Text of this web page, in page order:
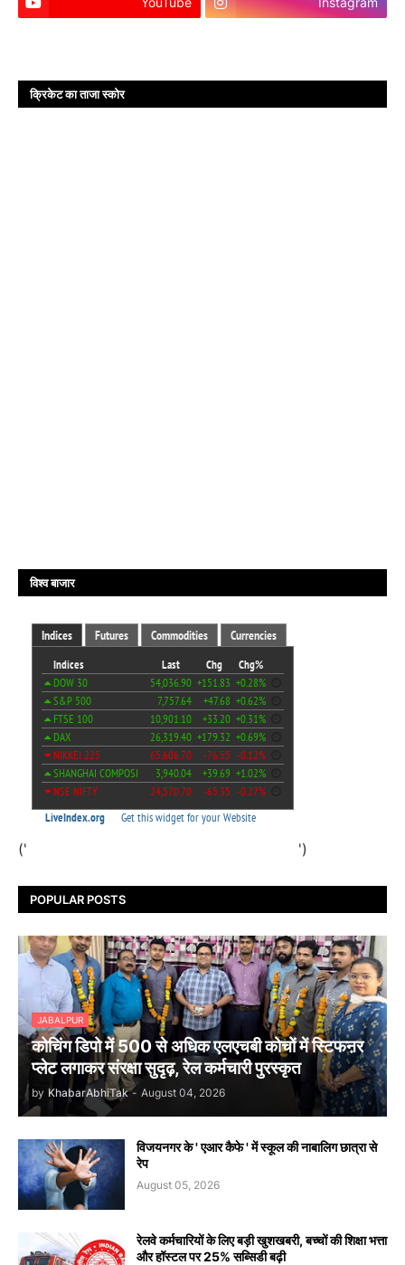
क्रिकेट का ताजा स्कोर
विश्व बाजार
(' ')
POPULAR POSTS
JABALPUR
कोचिंग डिपो में 500 से अधिक एलएचबी कोचों में स्टिफऩर
प्लेट लगाकर संरक्षा सुदृढ़, रेल कर्मचारी पुरस्कृत
by KhabarAbhiTak - August 04, 2026
विजयनगर के ' एआर कैफे ' में स्कूल की नाबालिग छात्रा से
रेप
August 05, 2026
रेलवे कर्मचारियों के लिए बड़ी खुशखबरी, बच्चों की शिक्षा भत्ता
और हॉस्टल पर 25% सब्सिडी बढ़ी